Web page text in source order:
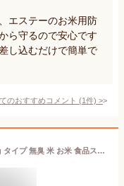
エステーのお米用防
ら守るので安心です
し込むだけで簡単で
のおすすめコメント (1件) >
【マラソン中 P5倍】 米唐番 お米の10kg タイプ 無臭 米 お米 食品ストッカー 防虫 炭 エステー 天然唐辛子 酒精 パワー 米びつ 害虫対策